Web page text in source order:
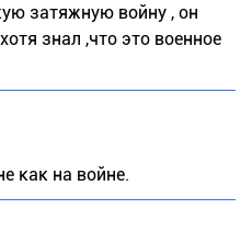
затяжную войну , он
знал ,что это военное
как на войне.